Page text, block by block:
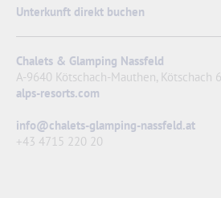
Unterkunft direkt buchen
Chalets & Glamping Nassfeld
A-9640 Kötschach-Mauthen, Kötschach
alps-resorts.com
info@chalets-glamping-nassfeld.at
+43 4715 220 20